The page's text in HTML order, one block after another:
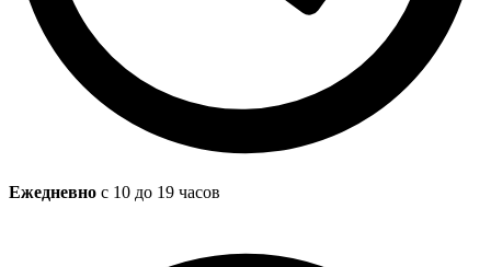
Ежедневно с 10 до 19 часов